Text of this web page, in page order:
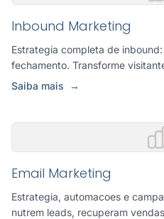
Inbound Marketing
Estrategia completa de
fechamento. Transforme
Saiba mais
→
Email Marketing
Estrategia, automacoes e
nutrem leads, recuperam